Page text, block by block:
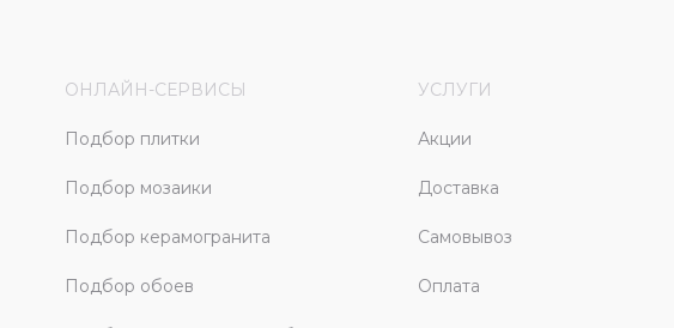
ОНЛАЙН-СЕРВИСЫ
Подбор плитки
Подбор мозаики
Подбор керамогранита
Подбор обоев
УСЛУГИ
Акции
Доставка
Самовывоз
Оплата